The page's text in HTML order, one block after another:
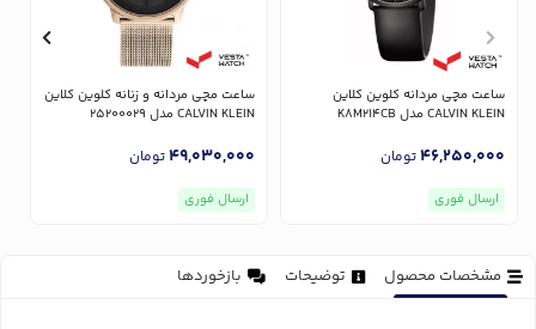
ساعت مچی مردانه کلوین کلاین
CALVIN KLEIN مدل K8M214CB
46,250,000تومان
ارسال فوری
ساعت مچی مردانه و زنانه کلوین کلاین
CALVIN KLEIN مدل 25200029
49,030,000تومان
ارسال فوری
مشخصات محصول توضیحات بازخوردها